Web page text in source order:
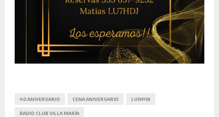
40 ANIVERSARIO CENA ANIVERSARIO LU1HYW
RADIO CLUB VILLA MARÍA